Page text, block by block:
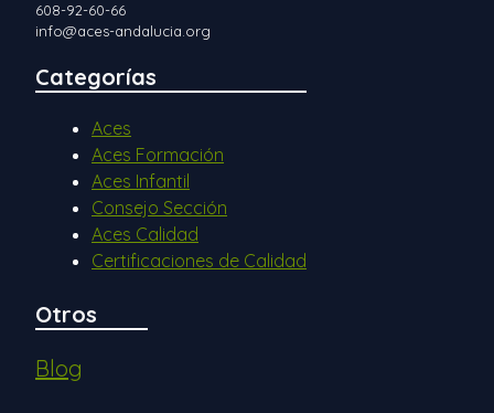
608-92-60-66
info@aces-andalucia.org
Categorías
Aces
Aces Formación
Aces Infantil
Consejo Sección
Aces Calidad
Certificaciones de Calidad
Otros
Blog